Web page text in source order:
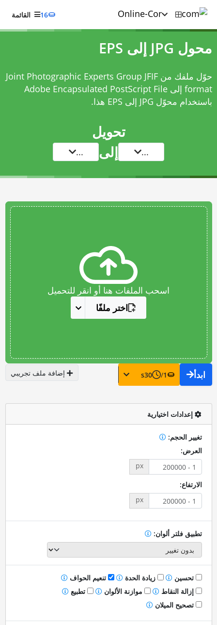
16 القائمة
محول JPG إلى EPS
حوّل ملفك من Joint Photographic Experts Group JFIF
format إلى Adobe Encapsulated PostScript File
باستخدام محوّل JPG إلى EPS هذا.
تحويل
... إلى ...
اسحب الملفات هنا أو انقر للتحميل
اختر ملفًا
ابدأ 1
/
30
s إضافة ملف تجريبي
إعدادات اختيارية
تغيير الحجم:
العرض:
px
الارتفاع:
px
تطبيق فلتر ألوان:
تحسين زيادة الحدة
تنعيم الحواف
إزالة النقاط
موازنة الألوان
تطبيع
تصحيح الميلان